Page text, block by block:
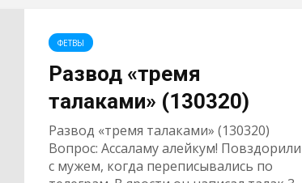
ФЕТВЫ
Развод «тремя
талаками» (130320)
Развод «тремя талаками» (130320)
Вопрос: Ассаламу алейкум! Повздорили
с мужем, когда переписывались по